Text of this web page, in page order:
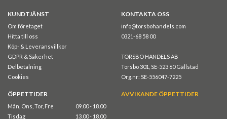
KUNDTJÄNST
Om företaget
Hitta till oss
Köp- & Leveransvillkor
GDPR & Säkerhet
Delbetalning
Cookies
KONTAKTA OSS
info@torsbohandels.com
0321-68 58 00
TORSBO HANDELS AB
Torsbo 301, SE-523 60 Gällstad
Org.nr: SE-556047-7225
ÖPPETTIDER
Mån, Ons, Tor, Fre
09.00 - 18.00
Tisdag
13.00 - 18.00
AVVIKANDE ÖPPETTIDER